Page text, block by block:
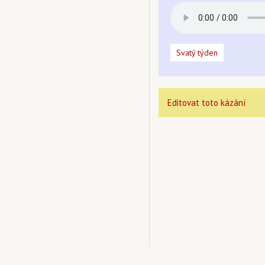
Svatý týden
Editovat toto kázání